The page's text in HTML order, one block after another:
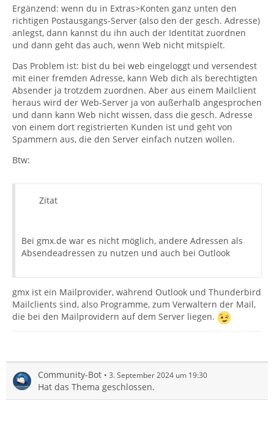
Ergänzend: wenn du in Extras>Konten ganz unten den
richtigen Postausgangs-Server (also den der gesch. Adresse)
anlegst, dann kannst du ihn auch der Identität zuordnen
und dann geht das auch, wenn Web nicht mitspielt.
Das Problem ist: bist du bei web eingeloggt und versendest
mit einer fremden Adresse, kann Web dich als berechtigten
Absender ja trotzdem zuordnen. Aber aus einem Mailclient
heraus wird der Web-Server ja von außerhalb angesprochen
und dann kann Web nicht wissen, dass die gesch. Adresse
von einem dort registrierten Kunden ist und geht von
Spammern aus, die den Server einfach nutzen wollen.
Btw:
Zitat
Bei gmx.de war es nicht möglich, andere Adressen als
Absendeadressen zu nutzen und auch bei Outlook
gmx ist ein Mailprovider, während Outlook und Thunderbird
Mailclients sind, also Programme, zum Verwaltern der Mail,
die bei den Mailprovidern auf dem Server liegen.
Community-Bot 3. September 2024 um 19:30
Hat das Thema geschlossen.